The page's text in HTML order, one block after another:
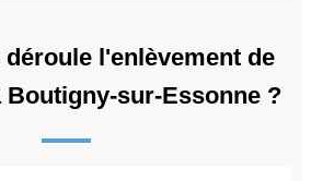
l'enlèvement de
Boutigny-sur-Essonne ?